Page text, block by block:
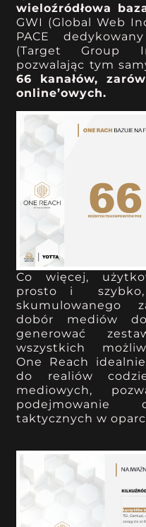
wieloźródłowa
GWI (Global Web
PACE
(Target Group
pozwalając tym
66 kanałów,
online’owych.
Co więcej,
prosto i szybko,
skumulowanego
dobór mediów
generować
wszystkich
One Reach
do realiów
mediowych,
podejmowanie
taktycznych w